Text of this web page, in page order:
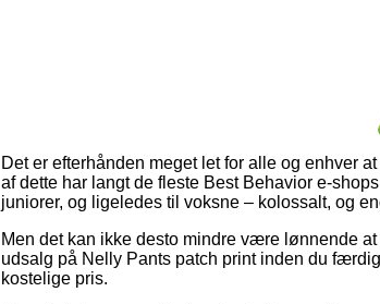
Det er efterhånden meget let for alle og enhver
af dette har langt de fleste Best Behavior e-
juniorer, og ligeledes til voksne – kolossalt, og
Men det kan ikke desto mindre være lønnende
udsalg på Nelly Pants patch print inden du
kostelige pris.